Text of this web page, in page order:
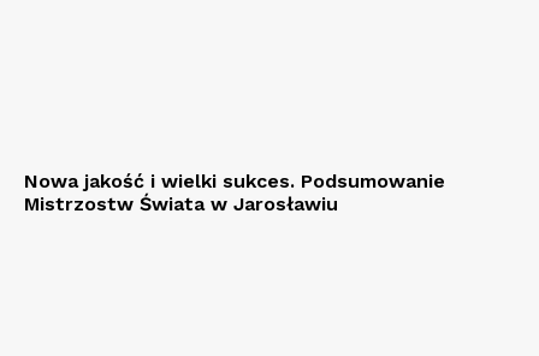
Nowa jakość i wielki sukces. Podsumowanie
Mistrzostw Świata w Jarosławiu